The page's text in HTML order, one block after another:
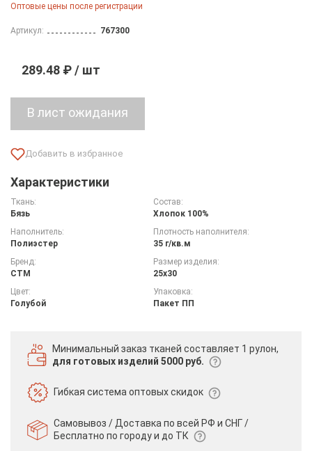
Оптовые цены после регистрации
Артикул: 767300
289.48 ₽ / шт
Характеристики
Ткань:
Бязь
Состав:
Хлопок 100%
Наполнитель:
Полиэстер
Плотность наполнителя:
35 г/кв.м
Бренд:
СТМ
Размер изделия:
25х30
Цвет:
Голубой
Упаковка:
Пакет ПП
Минимальный заказ тканей составляет 1 рулон,
для готовых изделий 5000 руб.
Гибкая системаоптовых скидок
Самовывоз / Доставка по всей РФ и СНГ /
Бесплатно по городу и до ТК